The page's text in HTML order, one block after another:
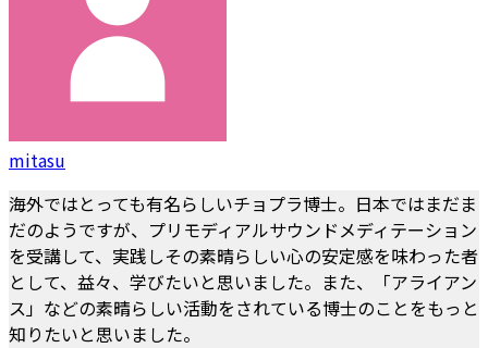
mitasu
海外ではとっても有名らしいチョプラ博士。日本ではまだま
だのようですが、プリモディアルサウンドメディテーション
を受講して、実践しその素晴らしい心の安定感を味わった者
として、益々、学びたいと思いました。また、「アライアン
ス」などの素晴らしい活動をされている博士のことをもっと
知りたいと思いました。